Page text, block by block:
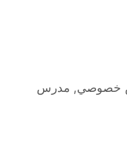
خصوصي, مدرس